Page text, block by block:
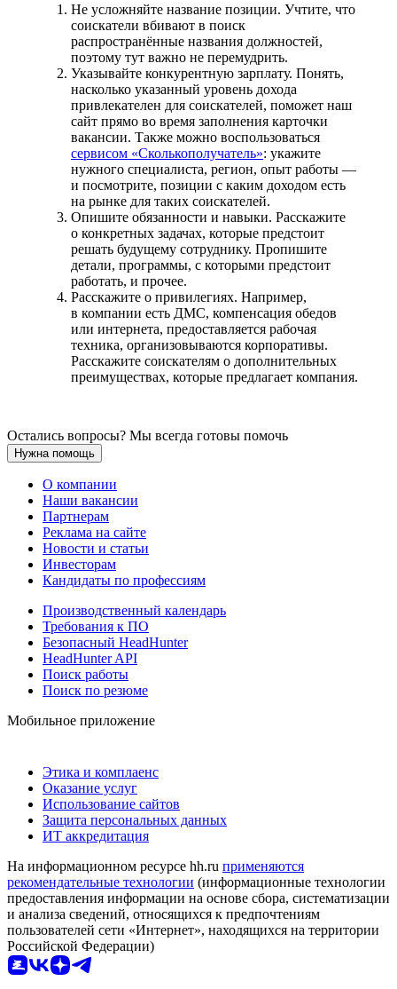
Не усложняйте название позиции. Учтите, что
соискатели вбивают в поиск
распространённые названия должностей,
поэтому тут важно не перемудрить.
Указывайте конкурентную зарплату. Понять,
насколько указанный уровень дохода
привлекателен для соискателей, поможет наш
сайт прямо во время заполнения карточки
вакансии. Также можно воспользоваться
сервисом «Сколькополучатель»: укажите
нужного специалиста, регион, опыт работы —
и посмотрите, позиции с каким доходом есть
на рынке для таких соискателей.
Опишите обязанности и навыки. Расскажите
о конкретных задачах, которые предстоит
решать будущему сотруднику. Пропишите
детали, программы, с которыми предстоит
работать, и прочее.
Расскажите о привилегиях. Например,
в компании есть ДМС, компенсация обедов
или интернета, предоставляется рабочая
техника, организовываются корпоративы.
Расскажите соискателям о дополнительных
преимуществах, которые предлагает компания.
Остались вопросы? Мы всегда готовы помочь
Нужна помощь
О компании
Наши вакансии
Партнерам
Реклама на сайте
Новости и статьи
Инвесторам
Кандидаты по профессиям
Производственный календарь
Требования к ПО
Безопасный HeadHunter
HeadHunter API
Поиск работы
Поиск по резюме
Мобильное приложение
Этика и комплаенс
Оказание услуг
Использование сайтов
Защита персональных данных
ИТ аккредитация
На информационном ресурсе hh.ru применяются
рекомендательные технологии (информационные технологии
предоставления информации на основе сбора, систематизации
и анализа сведений, относящихся к предпочтениям
пользователей сети «Интернет», находящихся на территории
Российской Федерации)